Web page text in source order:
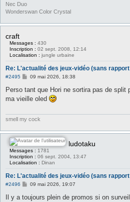
Nec Duo
Wonderswan Color Crystal
craft
Messages : 430
Inscription : 02 sept. 2008, 12:14
Localisation : jungle urbaine
Re: L'actualité des jeux-vidéo (sans
#2495
M
s
a
09 mai 2026, 18:38
Perso tant que Hori ne sortira pas de split
ma vieille oled
smell my cock
ludotaku
Messages : 1781
Inscription : 06 sept. 2004, 13:47
Localisation : Dinan
Re: L'actualité des jeux-vidéo (sans
#2496
M
s
09 mai 2026, 19:07
Il y a toujours plein de promos si on